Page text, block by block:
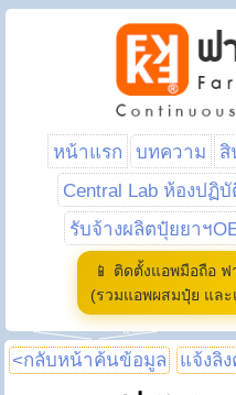
หน้าแรก บทความ สิ
Central Lab ห้องปฏิ
รับจ้างผลิตปุ๋ยยาฯ
📱 ติดตั้งแอพมือถือ
(รวมแอพผสมปุ๋ย แล
<กลับหน้าค้นข้อมูล แจ้งลิ